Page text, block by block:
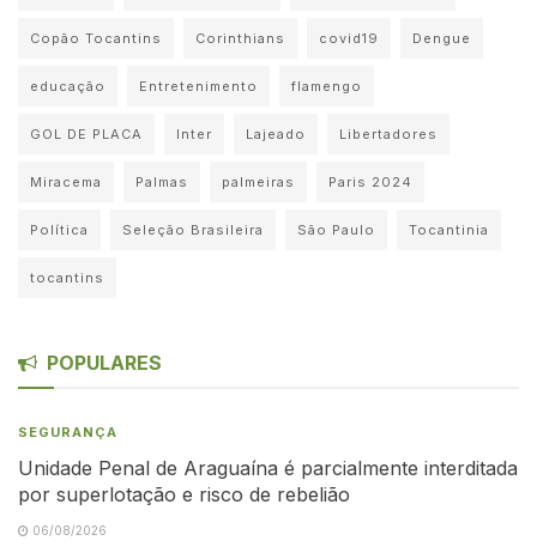
Copão Tocantins Corinthians covid19 Dengue
educação Entretenimento flamengo
GOL DE PLACA Inter Lajeado Libertadores
Miracema Palmas palmeiras Paris 2024
Política Seleção Brasileira São Paulo Tocantinia
tocantins
POPULARES
SEGURANÇA
Unidade Penal de Araguaína é parcialmente interditada
por superlotação e risco de rebelião
06/08/2026